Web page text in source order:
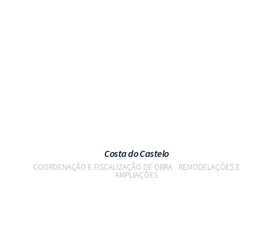
Costa do Castelo
COORDENAÇÃO E FISCALIZAÇÃO DE OBRA REMODELAÇÕES E
AMPLIAÇÕES